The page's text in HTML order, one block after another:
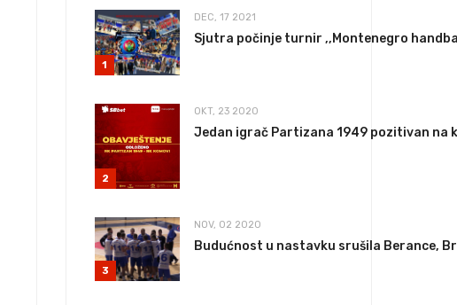
1
DEC, 17 2021
Sjutra počinje turnir ,,Montenegro
2
OKT, 23 2020
Jedan igrač Partizana 1949 pozitivan na
3
NOV, 02 2020
Budućnost u nastavku srušila Berance,